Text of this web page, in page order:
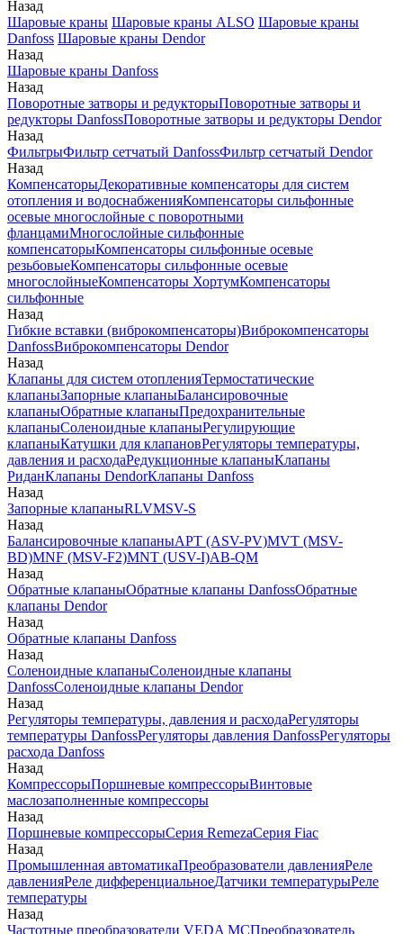
Назад
Шаровые краны Шаровые краны ALSO Шаровые краны
Danfoss Шаровые краны Dendor
Назад
Шаровые краны Danfoss
Назад
Поворотные затворы и редукторыПоворотные затворы и
редукторы DanfossПоворотные затворы и редукторы Dendor
Назад
ФильтрыФильтр сетчатый DanfossФильтр сетчатый Dendor
Назад
КомпенсаторыДекоративные компенсаторы для систем
отопления и водоснабженияКомпенсаторы сильфонные
осевые многослойные с поворотными
фланцамиМногослойные сильфонные
компенсаторыКомпенсаторы сильфонные осевые
резьбовыеКомпенсаторы сильфонные осевые
многослойныеКомпенсаторы ХортумКомпенсаторы
сильфонные
Назад
Гибкие вставки (виброкомпенсаторы)Виброкомпенсаторы
DanfossВиброкомпенсаторы Dendor
Назад
Клапаны для систем отопленияТермостатические
клапаныЗапорные клапаныБалансировочные
клапаныОбратные клапаныПредохранительные
клапаныСоленоидные клапаныРегулирующие
клапаныКатушки для клапановРегуляторы температуры,
давления и расходаРедукционные клапаныКлапаны
РиданКлапаны DendorКлапаны Danfoss
Назад
Запорные клапаныRLVMSV-S
Назад
Балансировочные клапаныAPT (ASV-PV)MVT (MSV-
BD)MNF (MSV-F2)MNT (USV-I)AB-QM
Назад
Обратные клапаныОбратные клапаны DanfossОбратные
клапаны Dendor
Назад
Обратные клапаны Danfoss
Назад
Соленоидные клапаныСоленоидные клапаны
DanfossСоленоидные клапаны Dendor
Назад
Регуляторы температуры, давления и расходаРегуляторы
температуры DanfossРегуляторы давления DanfossРегуляторы
расхода Danfoss
Назад
КомпрессорыПоршневые компрессорыВинтовые
маслозаполненные компрессоры
Назад
Поршневые компрессорыСерия RemezaСерия Fiac
Назад
Промышленная автоматикаПреобразователи давленияРеле
давленияРеле дифференциальноеДатчики температурыРеле
температуры
Назад
Частотные преобразователи VEDA MCПреобразователь